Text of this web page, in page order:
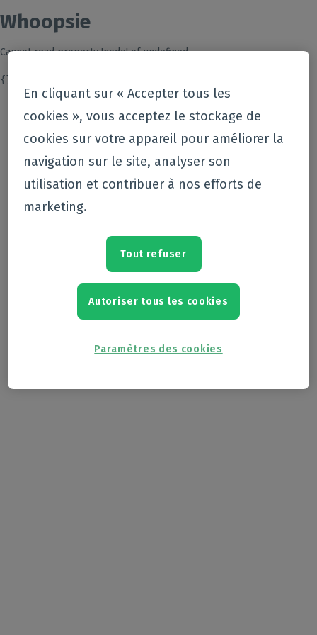
Whoopsie
Cannot read property 'node' of undefined
{}
En cliquant sur « Accepter tous les
cookies », vous acceptez le stockage de
cookies sur votre appareil pour améliorer la
navigation sur le site, analyser son
utilisation et contribuer à nos efforts de
marketing.
Tout refuser
Autoriser tous les cookies
Paramètres des cookies